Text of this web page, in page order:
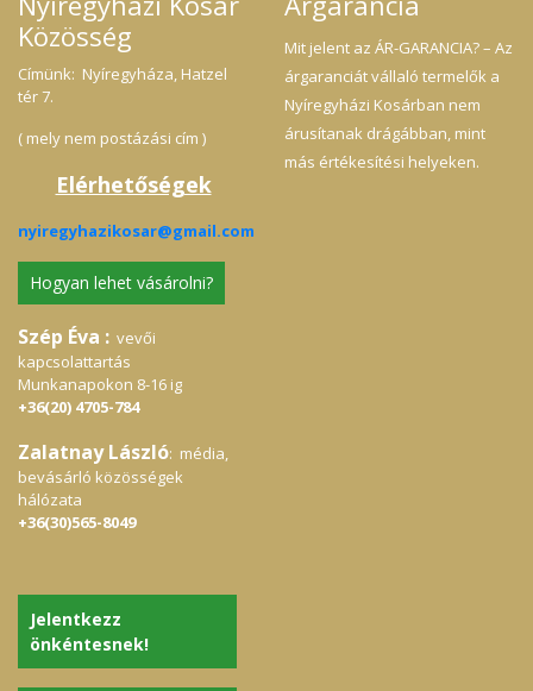
Közösség
Címünk: Nyíregyháza, Hatzel
tér 7.
( mely nem postázási cím )
Elérhetőségek
nyiregyhazikosar@gmail.com
Hogyan lehet vásárolni?
Szép Éva : vevői
kapcsolattartás
Munkanapokon 8-16 ig
+36(20) 4705-784
Zalatnay László: média,
bevásárló közösségek
hálózata
+36(30)565-8049
Jelentkezz
önkéntesnek!
Mit jelent az ÁR-GARANCIA? – Az
árgaranciát vállaló termelők a
Nyíregyházi Kosárban nem
árusítanak drágábban, mint
más értékesítési helyeken.